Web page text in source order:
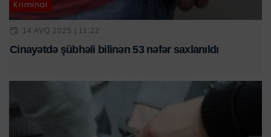
Kriminal
14 AVQ 2025 | 11:22
Cinayətdə şübhəli bilinən 53 nəfər saxlanıldı